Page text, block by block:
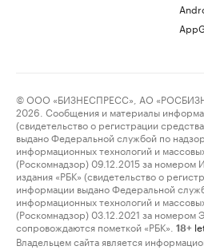
© ООО «БИЗНЕСПРЕСС», АО
2026. Сообщения и материалы
(свидетельство о регистрации
выдано Федеральной службой по
информационных технологий и
(Роскомнадзор) 09.12.2015 за
издания «РБК» (свидетельство о
информации выдано Федеральной
информационных технологий и
(Роскомнадзор) 03.12.2021 за
сопровождаются пометкой «РБК».
18+
Владельцем сайта является